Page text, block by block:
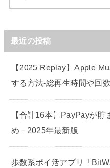
最近の投稿
【2025 Replay】Apple
する方法-総再生時間や回
【合計16本】PayPayが貯
め－2025年最新版
歩数系ポイ活アプリ「